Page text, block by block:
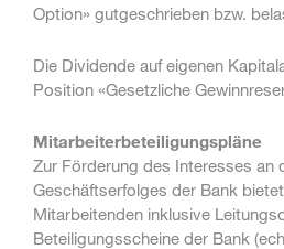
Option» gutgeschrieben bzw.
Die Dividende auf eigenen
Position «Gesetzliche
Mitarbeiterbeteiligungspläne
Zur Förderung des Interesses an
Geschäftserfolges der Bank
Mitarbeitenden inklusive
Beteiligungsscheine der Bank